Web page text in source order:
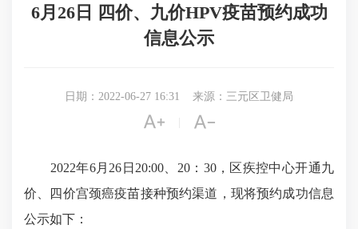
6月26日 四价、九价HPV疫苗预约成功
信息公示
日期：2022-06-27 16:31 来源：三元区卫健局
 
2022年6月26日20:00、20：30，区疾控中心开通九
价、四价宫颈癌疫苗接种预约渠道，现将预约成功信息
公示如下：